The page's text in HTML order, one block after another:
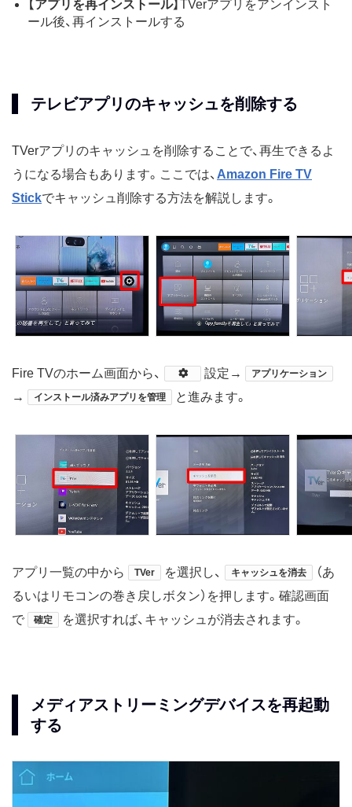
【アプリを再インストール】 TVerアプリをアンインスト
ール後、再インストールする
テレビアプリのキャッシュを削除する
TVerアプリのキャッシュを削除することで、再生できるよ
うになる場合もあります。ここでは、 Amazon Fire TV
Stickでキャッシュ削除する方法を解説します。
Fire TVのホーム画面から、 ​設定→ アプリケーション
→ インストール済みアプリを管理 と進みます。
アプリ一覧の中から TVer を選択し、 キャッシュを消去
（あ
るいはリモコンの巻き戻しボタン）を押します。確認画面
で
確定 を選択すれば、キャッシュが消去されます。
メディアストリーミングデバイスを再起動
する